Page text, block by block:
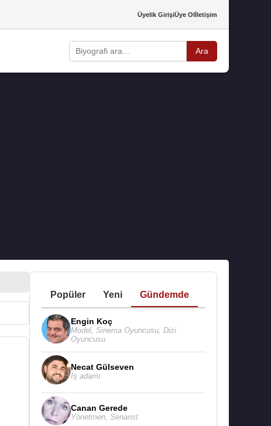
Üyelik GirişiÜye Olİletişim
Ara
Popüler Yeni Gündemde
Engin Koç
Model, Sinema Oyuncusu, Dizi
Oyuncusu
Necat Gülseven
İş adamı
Canan Gerede
Yönetmen, Senarist